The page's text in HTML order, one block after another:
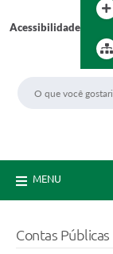
Acessibilidade
MENU
Contas Públicas